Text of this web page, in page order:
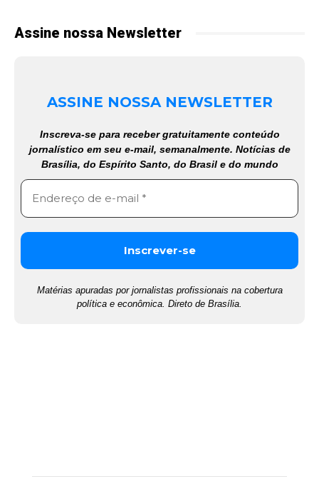
Assine nossa Newsletter
ASSINE NOSSA NEWSLETTER
Inscreva-se para receber gratuitamente conteúdo
jornalístico em seu e-mail, semanalmente. Notícias de
Brasília, do Espírito Santo, do Brasil e do mundo
Matérias apuradas por jornalistas profissionais na cobertura
política e econômica. Direto de Brasília.